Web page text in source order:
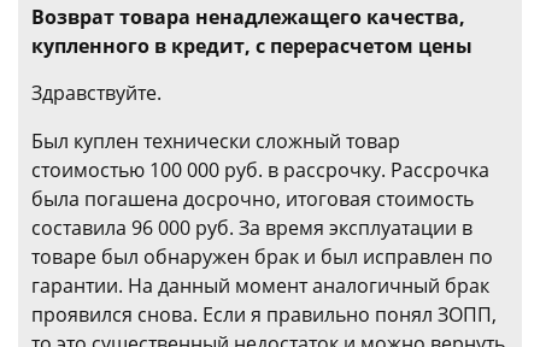
Возврат товара ненадлежащего качества,
купленного в кредит, с перерасчетом цены
Здравствуйте.
Был куплен технически сложный товар
стоимостью 100 000 руб. в рассрочку. Рассрочка
была погашена досрочно, итоговая стоимость
составила 96 000 руб. За время эксплуатации в
товаре был обнаружен брак и был исправлен по
гарантии. На данный момент аналогичный брак
проявился снова. Если я правильно понял ЗОПП,